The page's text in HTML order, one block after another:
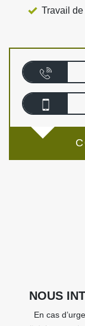
Travail
NOUS
En cas